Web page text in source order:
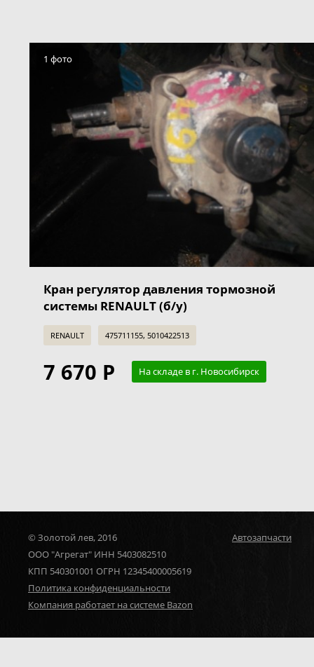
1 фото
Кран регулятор давления тормозной
системы RENAULT (б/у)
RENAULT 475711155, 5010422513
7 670 Р На складе в г. Новосибирск
© Золотой лев, 2016
ООО "Агрегат" ИНН 5403082510
КПП 540301001 ОГРН 12345400005619
Политика конфиденциальности
Компания работает на системе Bazon
Автозапчасти